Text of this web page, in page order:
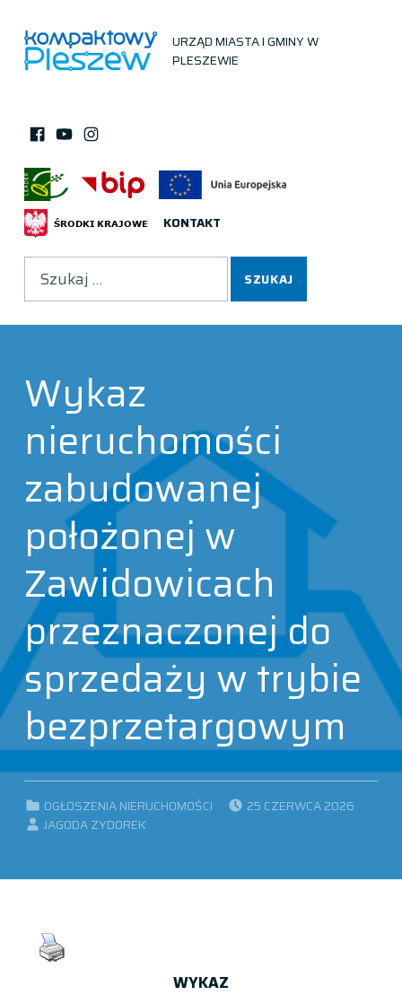
URZĄD MIASTA I GMINY W
PLESZEWIE
Facebook
You TubeInstagram
KONTAKT
Wyszukiwanie
Wykaz
nieruchomości
zabudowanej
położonej w
Zawidowicach
przeznaczonej do
sprzedaży w trybie
bezprzetargowym
CATEGORIZED IN:
OGŁOSZENIA NIERUCHOMOŚCI 25 CZERWCA 2026
WRITTEN BY:
JAGODA ZYDOREK
WYKAZ